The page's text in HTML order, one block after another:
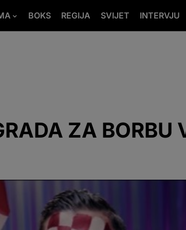
BOKS REGIJA SVIJET INTERVJU
ZA BORBU